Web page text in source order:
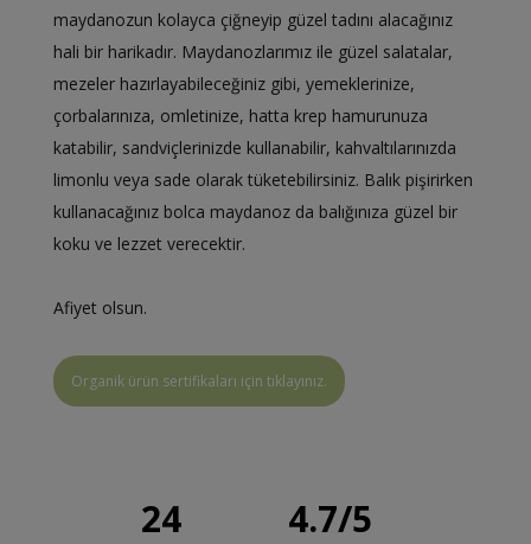
maydanozun kolayca çiğneyip güzel tadını alacağınız
hali bir harikadır. Maydanozlarımız ile güzel salatalar,
mezeler hazırlayabileceğiniz gibi, yemeklerinize,
çorbalarınıza, omletinize, hatta krep hamurunuza
katabilir, sandviçlerinizde kullanabilir, kahvaltılarınızda
limonlu veya sade olarak tüketebilirsiniz. Balık pişirirken
kullanacağınız bolca maydanoz da balığınıza güzel bir
koku ve lezzet verecektir.
Afiyet olsun.
Organik ürün sertifikaları için tıklayınız.
24 4.7/5